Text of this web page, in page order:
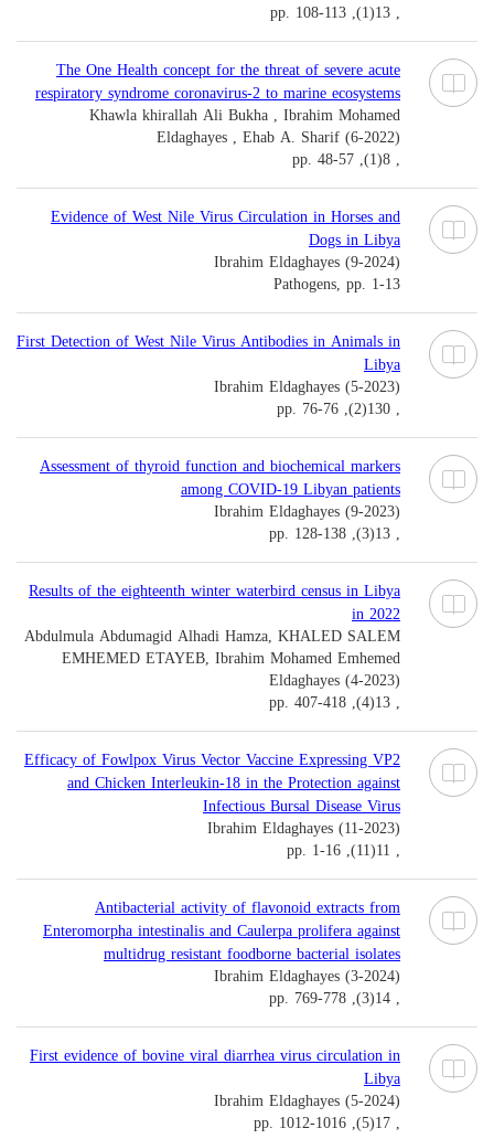
, 13(1), pp. 108-113
The One Health concept for the threat of severe acute
respiratory syndrome coronavirus-2 to marine ecosystems
Khawla khirallah Ali Bukha , Ibrahim Mohamed
Eldaghayes , Ehab A. Sharif (6-2022)
, 8(1), pp. 48-57
Evidence of West Nile Virus Circulation in Horses and
Dogs in Libya
Ibrahim Eldaghayes (9-2024)
Pathogens, pp. 1-13
First Detection of West Nile Virus Antibodies in Animals in
Libya
Ibrahim Eldaghayes (5-2023)
, 130(2), pp. 76-76
Assessment of thyroid function and biochemical markers
among COVID-19 Libyan patients
Ibrahim Eldaghayes (9-2023)
, 13(3), pp. 128-138
Results of the eighteenth winter waterbird census in Libya
in 2022
Abdulmula Abdumagid Alhadi Hamza, KHALED SALEM
EMHEMED ETAYEB, Ibrahim Mohamed Emhemed
Eldaghayes (4-2023)
, 13(4), pp. 407-418
Efficacy of Fowlpox Virus Vector Vaccine Expressing VP2
and Chicken Interleukin-18 in the Protection against
Infectious Bursal Disease Virus
Ibrahim Eldaghayes (11-2023)
, 11(11), pp. 1-16
Antibacterial activity of flavonoid extracts from
Enteromorpha intestinalis and Caulerpa prolifera against
multidrug resistant foodborne bacterial isolates
Ibrahim Eldaghayes (3-2024)
, 14(3), pp. 769-778
First evidence of bovine viral diarrhea virus circulation in
Libya
Ibrahim Eldaghayes (5-2024)
, 17(5), pp. 1012-1016